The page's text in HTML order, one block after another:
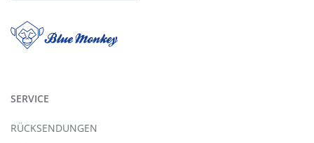
SERVICE
RÜCKSENDUNGEN